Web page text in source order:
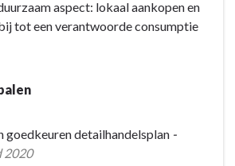
aspect: lokaal aankopen en
tot een verantwoorde consumptie
goedkeuren detailhandelsplan -
2020